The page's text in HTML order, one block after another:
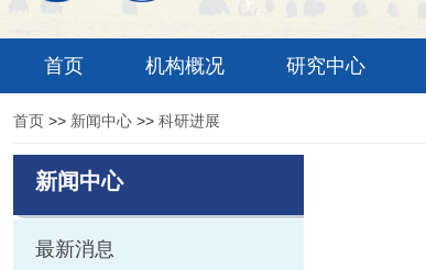
首页 机构概况 研究中心
首页 >> 新闻中心 >> 科研进展
新闻中心
最新消息